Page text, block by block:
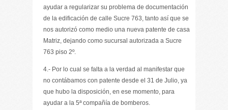
ayudar a regularizar su problema de documentación
de la edificación de calle Sucre 763, tanto así que se
nos autorizó como medio una nueva patente de casa
Matriz, dejando como sucursal autorizada a Sucre
763 piso 2º.
4.- Por lo cual se falta a la verdad al manifestar que
no contábamos con patente desde el 31 de Julio, ya
que hubo la disposición, en ese momento, para
ayudar a la 5ª compañía de bomberos.